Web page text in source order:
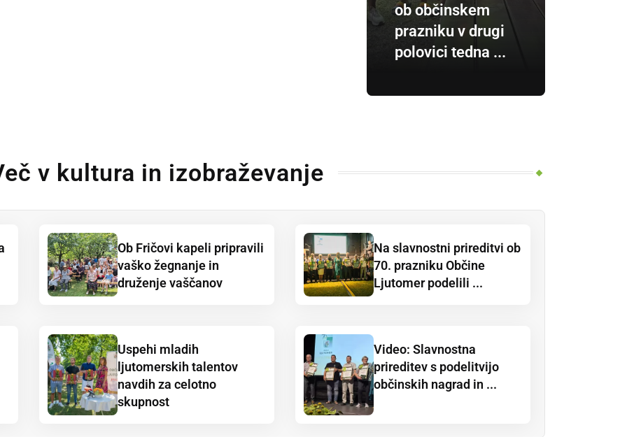
ob občinskem
prazniku v drugi
polovici tedna ...
v kultura in izobraževanje
Ob Fričovi kapeli pripravili
vaško žegnanje in
druženje vaščanov
Na slavnostni prireditvi ob
70. prazniku Občine
Ljutomer podelili ...
Uspehi mladih
ljutomerskih talentov
navdih za celotno
skupnost
Video: Slavnostna
prireditev s podelitvijo
občinskih nagrad in ...